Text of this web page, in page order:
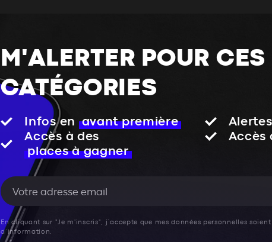
M'ALERTER POUR CES
CATÉGORIES
Infos en avant première
Accès à des
places à gagner
Accès
En cliquant sur "Je m'inscris", j’accepte que mes données personnelles
d’information.